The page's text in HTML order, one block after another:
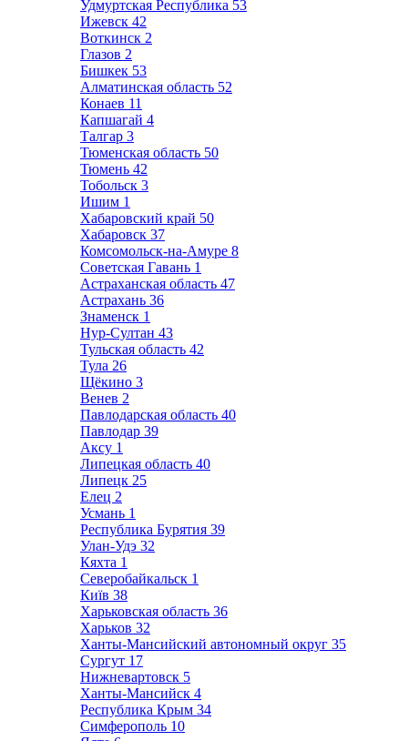
Удмуртская Республика 53
Ижевск 42
Воткинск 2
Глазов 2
Бишкек 53
Алматинская область 52
Конаев 11
Капшагай 4
Талгар 3
Тюменская область 50
Тюмень 42
Тобольск 3
Ишим 1
Хабаровский край 50
Хабаровск 37
Комсомольск-на-Амуре 8
Советская Гавань 1
Астраханская область 47
Астрахань 36
Знаменск 1
Нур-Султан 43
Тульская область 42
Тула 26
Щёкино 3
Венев 2
Павлодарская область 40
Павлодар 39
Аксу 1
Липецкая область 40
Липецк 25
Елец 2
Усмань 1
Республика Бурятия 39
Улан-Удэ 32
Кяхта 1
Северобайкальск 1
Київ 38
Харьковская область 36
Харьков 32
Ханты-Мансийский автономный округ 35
Сургут 17
Нижневартовск 5
Ханты-Мансийск 4
Республика Крым 34
Симферополь 10